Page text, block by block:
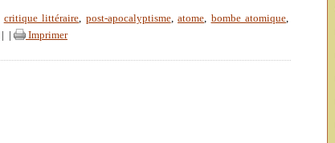
critique littéraire, post-apocalyptisme,atome, bombe atomique,
Imprimer